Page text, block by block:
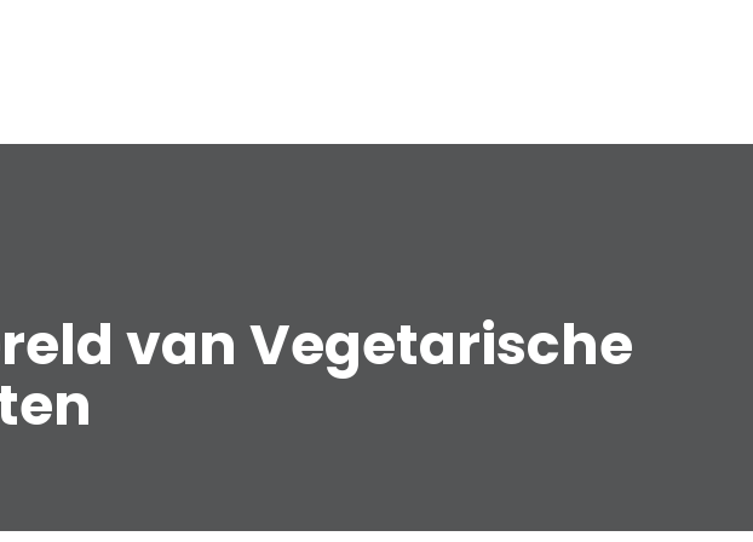
van Vegetarische